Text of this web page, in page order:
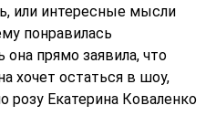
или интересные мысли
понравилась
прямо заявила, что
хочет остаться в шоу,
розу Екатерина Коваленко